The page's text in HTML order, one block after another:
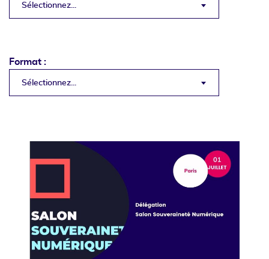
Sélectionnez...
Format :
Sélectionnez...